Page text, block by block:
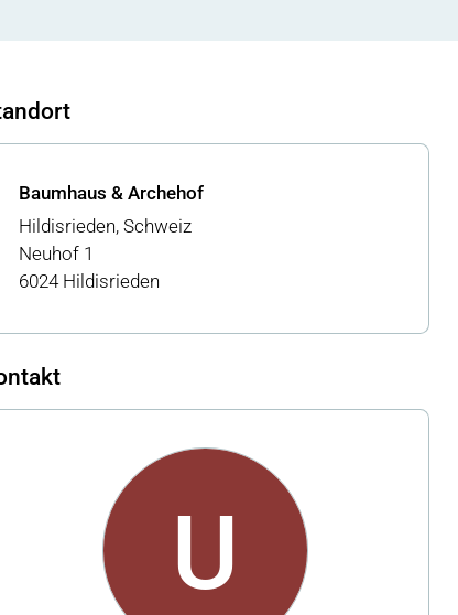
Baumhaus & Archehof
Hildisrieden, Schweiz
Neuhof 1
6024 Hildisrieden
U